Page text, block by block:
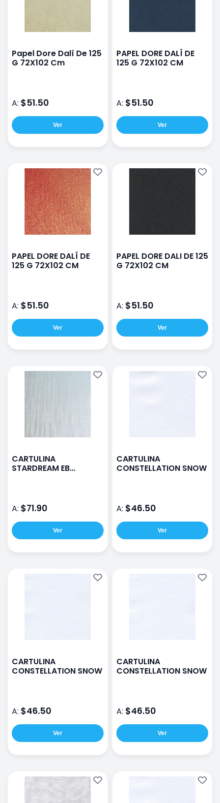
Papel Dore Dalí De 125
G 72X102 Cm
A: $51.50
Ver
PAPEL DORE DALÍ DE
125 G 72X102 CM
A: $51.50
Ver
PAPEL DORE DALÍ DE
125 G 72X102 CM
A: $51.50
Ver
PAPEL DORE DALI DE 125
G 72X102 CM
A: $51.50
Ver
CARTULINA
STARDREAM EB
A: $71.90
Ver
CARTULINA
CONSTELLATION SNOW
A: $46.50
Ver
CARTULINA
CONSTELLATION SNOW
A: $46.50
Ver
CARTULINA
CONSTELLATION SNOW
A: $46.50
Ver